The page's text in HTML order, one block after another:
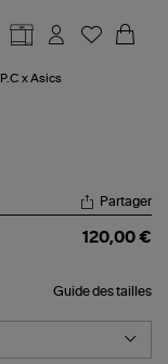
x Asics
Partager
120,00 €
Guide des tailles